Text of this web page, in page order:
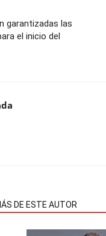
garantizadas las
el inicio del
DE ESTE AUTOR